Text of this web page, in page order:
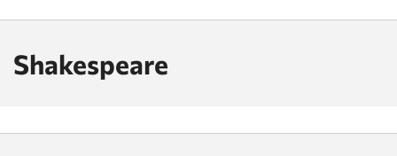
Shakespeare